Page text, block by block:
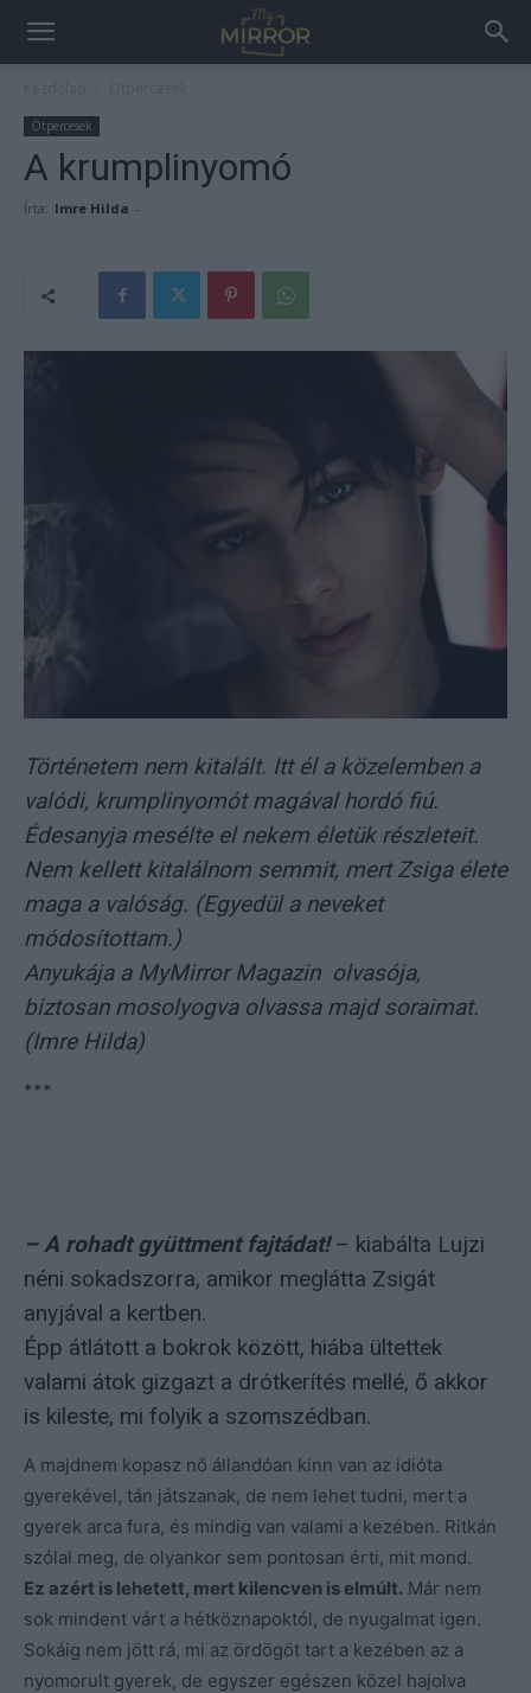
Ötpercesek
A krumplinyomó
Írta: Imre Hilda -
Történetem nem kitalált. Itt él a közelemben a
valódi, krumplinyomót magával hordó fiú.
Édesanyja mesélte el nekem életük részleteit.
Nem kellett kitalálnom semmit, mert Zsiga élete
maga a valóság. (Egyedül a neveket
módosítottam.)
Anyukája a MyMirror Magazin olvasója,
biztosan mosolyogva olvassa majd soraimat.
(Imre Hilda)
***
– A rohadt gyüttment fajtádat!– kiabálta Lujzi
néni sokadszorra, amikor meglátta Zsigát
anyjával a kertben.
Épp átlátott a bokrok között, hiába ültettek
valami átok gizgazt a drótkerítés mellé, ő akkor
is kileste, mi folyik a szomszédban.
A majdnem kopasz nő állandóan kinn van az idióta
gyerekével, tán játszanak, de nem lehet tudni, mert a
gyerek arca fura, és mindig van valami a kezében. Ritkán
szólal meg, de olyankor sem pontosan érti, mit mond.
Ez azért is lehetett, mert kilencven is elmúlt. Már nem
sok mindent várt a hétköznapoktól, de nyugalmat igen.
Sokáig nem jött rá, mi az ördögöt tart a kezében az a
nyomorult gyerek, de egyszer egészen közel hajolva